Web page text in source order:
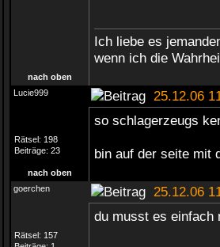
Ich liebe es
wenn ich die
nach oben
Lucie999
25.12.06
Rätsel: 198
Beiträge: 23
so schlagerzeugs
bin auf der seite mit
nach oben
goerchen
25.12.06
Rätsel: 157
du musst es